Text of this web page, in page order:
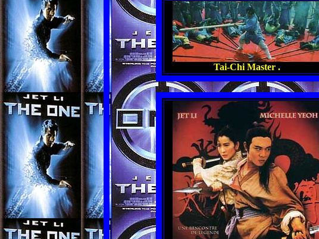
Tai-Chi Master .